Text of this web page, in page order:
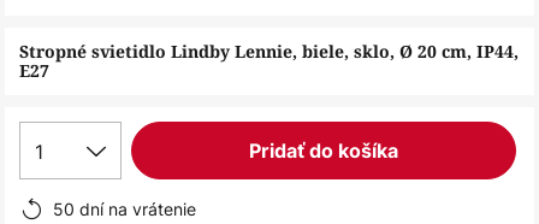
Stropné svietidlo Lindby Lennie, biele, sklo, Ø 20 cm, IP44,
E27
1 Pridať do košíka
50 dní na vrátenie